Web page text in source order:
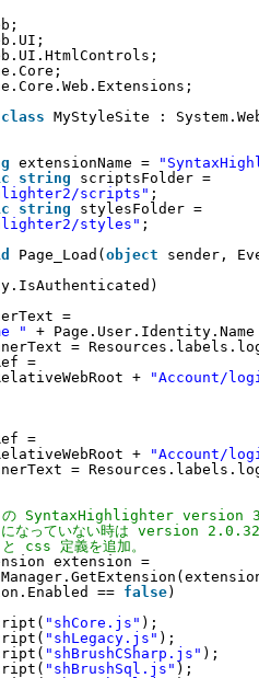
class
MyStyleSite :
extensionName =
string
scriptsFolder =
scripts" ;
string
stylesFolder =
styles" ;
Page_Load(object
sender,
=
"
+
=
=
+
"Account/
=
+
"Account/
=
の SyntaxHighlighter
なっていない時は version
css 定義を追加。
extension =
== false)
"shCore.js" );
"shLegacy.js" );
"shBrushCSharp.js" );
"shBrushSql.js" );